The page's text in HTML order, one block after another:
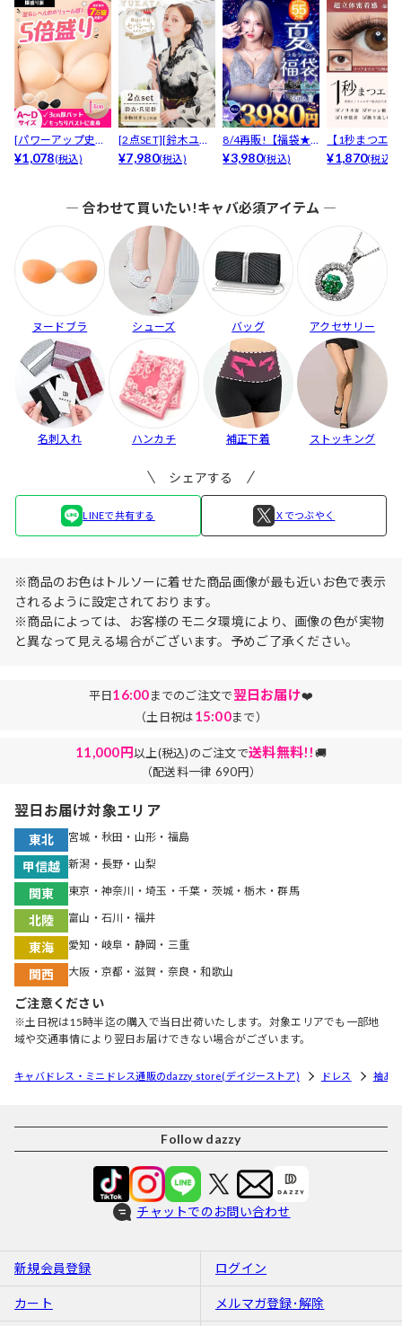
[パワーアップ史上
最強5倍盛りアップ
¥1,078(税込)
[2点SET][鈴木ユリ
ア(baby)...
¥7,980(税込)
8/4再販!【福袋★
ブラセット3点
¥3,980(税込)
【1秒まつエ
リュームタイ
¥1,870(税込)
― 合わせて買いたい!キャバ必須アイテム ―
ヌードブラ シューズ バッグ アクセサリー
名刺入れ ハンカチ 補正下着 ストッキング
シェアする
LINEで共有する Ｘでつぶやく
※商品のお色はトルソーに着せた商品画像が最も近いお色で表示
されるように設定されております。
※商品によっては、お客様のモニタ環境により、画像の色が実物
と異なって見える場合がございます。予めご了承ください。
平日16:00までのご注文で翌日お届け❤️
（土日祝は15:00まで）
11,000円以上(税込)のご注文で送料無料!!🚚
（配送料一律 690円）
翌日お届け対象エリア
東北 宮城・秋田・山形・福島
甲信越 新潟・長野・山梨
関東 東京・神奈川・埼玉・千葉・茨城・栃木・群馬
北陸 富山・石川・福井
東海 愛知・岐阜・静岡・三重
関西 大阪・京都・滋賀・奈良・和歌山
ご注意ください
※土日祝は15時半迄の購入で当日出荷いたします。対象エリアでも一部地
域や交通事情により翌日お届けできない場合がございます。
キャバドレス・ミニドレス通販のdazzy store(デイジーストア) ドレス 袖あ
Follow dazzy
チャットでのお問い合わせ
新規会員登録 ログイン
カート メルマガ登録･解除